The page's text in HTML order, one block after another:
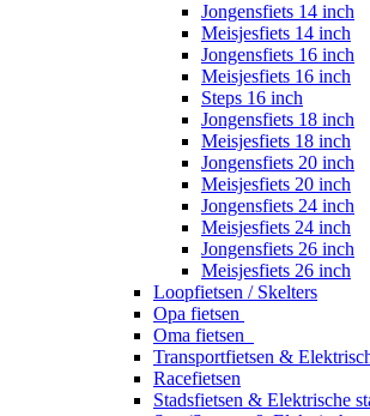
Jongensfiets 14 inch
Meisjesfiets 14 inch
Jongensfiets 16 inch
Meisjesfiets 16 inch
Steps 16 inch
Jongensfiets 18 inch
Meisjesfiets 18 inch
Jongensfiets 20 inch
Meisjesfiets 20 inch
Jongensfiets 24 inch
Meisjesfiets 24 inch
Jongensfiets 26 inch
Meisjesfiets 26 inch
Loopfietsen / Skelters
Opa fietsen
Oma fietsen
Transportfietsen &
Racefietsen
Stadsfietsen & Elektrische